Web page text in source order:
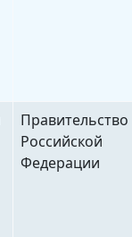
Правительство
Российской
Федерации